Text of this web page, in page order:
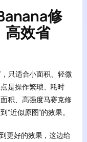
修
高效省
只适合小面积、轻微
是操作繁琐、耗时
积、高强度马赛克修
近似原图”的效果。
更好的效果，这边给